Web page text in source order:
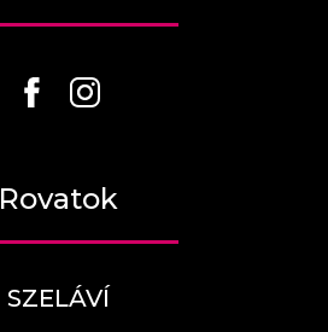
Rovatok
SZELÁVÍ